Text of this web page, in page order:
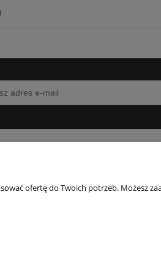
zamówienia
ofertę do Twoich potrzeb. Możesz